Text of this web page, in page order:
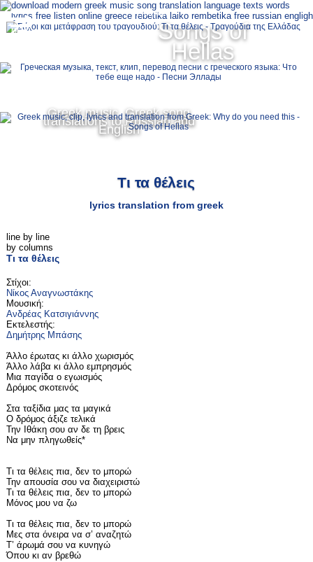
Songs of
Hellas
Greek music, Greek song
translations to Russian and
English
Ελληνικά
MENU
Τι τα θέλεις
lyrics translation from greek
line by line
by columns
Τι τα θέλεις
Στίχοι:
Νίκος Αναγνωστάκης
Μουσική:
Ανδρέας Κατσιγιάννης
Εκτελεστής:
Δημήτρης Μπάσης
Άλλο έρωτας κι άλλο χωρισμός
Άλλο λάβα κι άλλο εμπρησμός
Μια παγίδα ο εγωισμός
Δρόμος σκοτεινός
Στα ταξίδια μας τα μαγικά
Ο δρόμος άξιζε τελικά
Την Ιθάκη σου αν δε τη βρεις
Να μην πληγωθείς*
Τι τα θέλεις πια, δεν το μπορώ
Την απουσία σου να διαχειριστώ
Τι τα θέλεις πια, δεν το μπορώ
Μόνος μου να ζω
Τι τα θέλεις πια, δεν το μπορώ
Μες στα όνειρα να σ’ αναζητώ
Τ’ άρωμά σου να κυνηγώ
Όπου κι αν βρεθώ